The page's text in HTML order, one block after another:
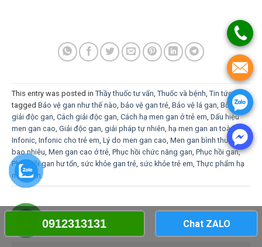
This entry was posted in Thầy thuốc tư vấn Thuốc và bệnh Tin tứcand
tagged Bảo vệ gan như thế nào bảo vệ gan trẻ Bảo vệ lá gan Bổ gan
giải độc gan Cách giải độc gan Cách hạ men gan ở trẻ em Dấu hiệu
men gan cao Giải độc gan giải pháp tự nhiên hạ men gan an toàn,
Infonic Infonic cho trẻ em Lý do men gan cao Men gan bình thường
bao nhiêu Men gan cao ở trẻ Phục hồi chức năng gan Phục hồi gan,
Phục hồi gan hư tổn sức khỏe gan trẻ sức khỏe trẻ em Thực phẩm hạ
men gan .
0912313131 Chat ZALO